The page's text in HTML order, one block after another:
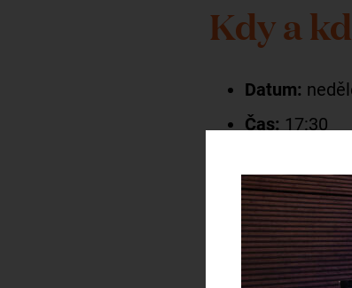
Kdy a
Datum:
Čas: 17:30
Na